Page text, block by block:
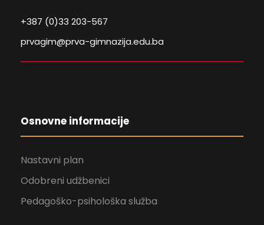
+387 (0)33 203-567
prvagim@prva-gimnazija.edu.ba
Osnovne informacije
Nastavni plan
Odobreni udžbenici
Pedagoško-psihološka služba